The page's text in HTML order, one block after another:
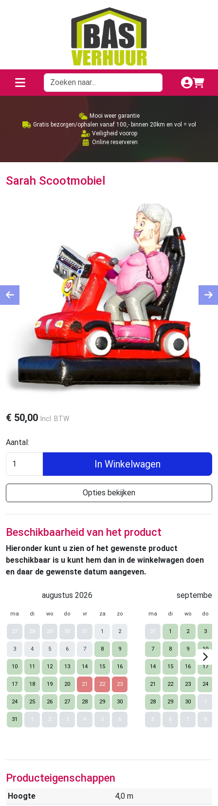
Mooi weer garantie
Gratis bezorgen/ophalen vanaf 100,- binnen 20km en vol = vol
Veiligheid voorop
Online reserveren
Sarah Scootmobiel
€ 50,00 Incl. BTW
Aantal:
In Winkelwagen
Opties bekijken
Beschikbaarheid van het product
Hieronder kunt u zien of het gewenste product
beschikbaar is u kunt hem dan in de winkelwagen doen
en daar de gewenste datum aangeven.
augustus 2026
ma di wo do vr za zo
27 28 29 30 31 1 2
3 4 5 6 7 8 9
10 11 12 13 14 15 16
17 18 19 20 21 22 23
24 25 26 27 28 29 30
31 1 2 3 4 5 6
september
ma di wo do
31 1 2 3
7 8 9 10
14 15 16 17
21 22 23 24
28 29 30 1
5 6 7 8
Previous
Producteigenschappen
Hoogte
4,0 m